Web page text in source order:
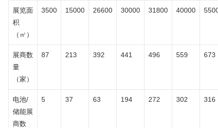
展览面
积
（㎡）
3500 15000 26600 30000 31800 40000
展商数
量
（家）
87 213 392 441 496 559 673
电池/
储能展
商数
5 37 63 194 272 302 316